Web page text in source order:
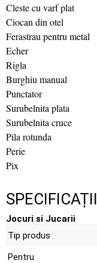
Cleste cu varf plat
Ciocan din otel
Ferastrau pentru metal
Echer
Rigla
Burghiu manual
Punctator
Surubelnita plata
Surubelnita cruce
Pila rotunda
Perie
Pix
SPECIFICAȚII
Jocuri si Jucarii
Tip produs
Pentru